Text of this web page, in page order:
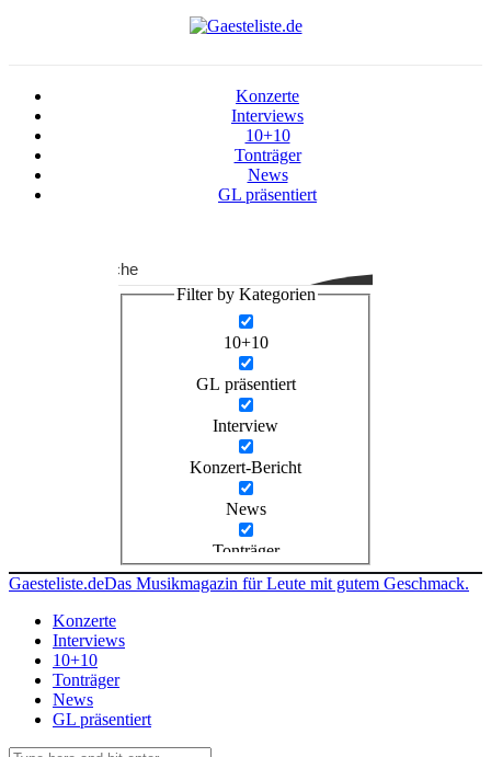
Konzerte
Interviews
10+10
Tonträger
News
GL präsentiert
Suche
Filter by Kategorien
10+10
GL präsentiert
Interview
Konzert-Bericht
News
Tonträger
Gaesteliste.deDas Musikmagazin für Leute mit gutem Geschmack.
Konzerte
Interviews
10+10
Tonträger
News
GL präsentiert